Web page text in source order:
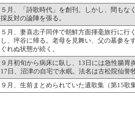
５月、「詩歌時代」を創刊。しかし、間もな
採反対の論陣を張る。
５月、妻喜志子同伴で朝鮮方面揮毫旅行に行
し、坪谷に帰る。老母を見舞い、父の墓参を
ぐれぬ状態が続く。
９月初旬から病床に臥し、13日には急性腸
17日、沼津の自宅で永眠。法名は古松院仙誉
９月、生前まとめられていた遺歌集（第15歌